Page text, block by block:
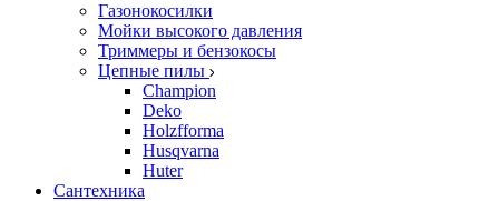
Газонокосилки
Мойки высокого давления
Триммеры и бензокосы
Цепные пилы
Champion
Deko
Holzfforma
Husqvarna
Huter
Сантехника